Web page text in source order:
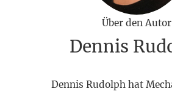
Über den Autor
Dennis
Dennis Rudolph hat